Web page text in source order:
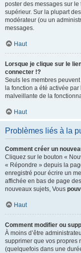
poster des messages sur
supérieur. Sur la plupart
modérateur (ou un
messages.
Haut
Lorsque je clique sur le
connecter !?
Seuls les membres
la fonction a été activée
malveillante de la
Haut
Problèmes liés à la
Comment créer un
Cliquez sur le bouton «
« Répondre » depuis la
enregistré pour écrire un
affichée en bas de page
nouveaux sujets, Vous
Haut
Comment modifier ou
À moins d’être
supprimer que vos propres
(quelquefois dans une